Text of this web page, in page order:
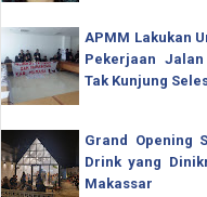
APMM Lakukan
Pekerjaan
Tak Kunjung
Grand Opening
Drink yang
Makassar